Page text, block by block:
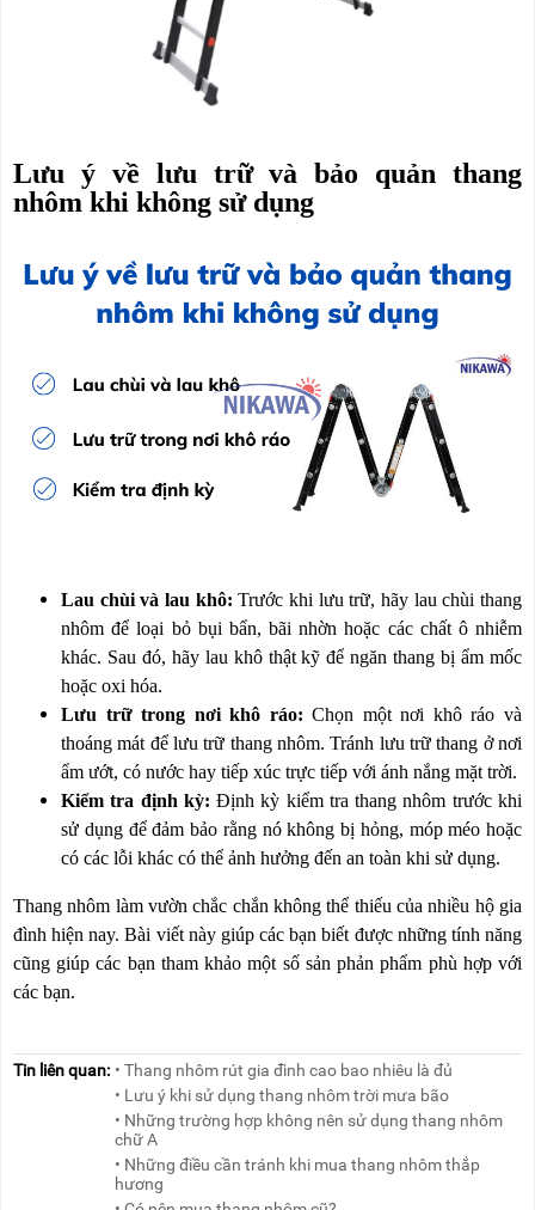
Lưu ý về lưu trữ và bảo quản thang
nhôm khi không sử dụng
Lau chùi và lau khô:Trước khi lưu trữ, hãy lau chùi thang
nhôm để loại bỏ bụi bẩn, bãi nhờn hoặc các chất ô nhiễm
khác. Sau đó, hãy lau khô thật kỹ để ngăn thang bị ẩm mốc
hoặc oxi hóa.
Lưu trữ trong nơi khô ráo:Chọn một nơi khô ráo và
thoáng mát để lưu trữ thang nhôm. Tránh lưu trữ thang ở nơi
ẩm ướt, có nước hay tiếp xúc trực tiếp với ánh nắng mặt trời.
Kiểm tra định kỳ:Định kỳ kiểm tra thang nhôm trước khi
sử dụng để đảm bảo rằng nó không bị hỏng, móp méo hoặc
có các lỗi khác có thể ảnh hưởng đến an toàn khi sử dụng.
Thang nhôm làm vườn chắc chắn không thể thiếu của nhiều hộ gia
đình hiện nay. Bài viết này giúp các bạn biết được những tính năng
cũng giúp các bạn tham khảo một số sản phản phẩm phù hợp với
các bạn.
Tin liên quan: • Thang nhôm rút gia đình cao bao nhiêu là đủ
• Lưu ý khi sử dụng thang nhôm trời mưa bão
• Những trường hợp không nên sử dụng thang nhôm
chữ A
• Những điều cần tránh khi mua thang nhôm thắp
hương